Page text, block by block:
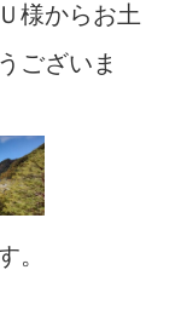
様からお土
ございま
。